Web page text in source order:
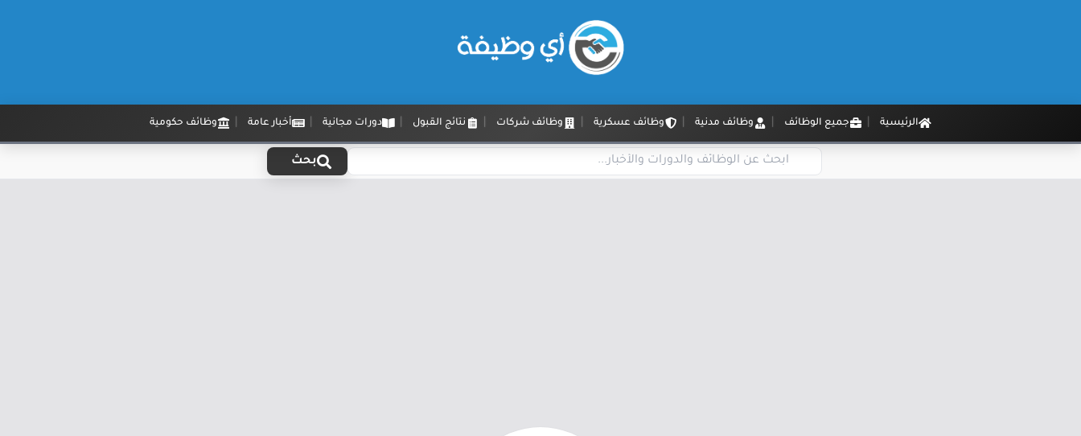
الرئيسية جميع الوظائف وظائف مدنية وظائف عسكرية وظائف شركات نتائج القبول دورات مجانية أخبار عامة وظائف حكومية
بحث